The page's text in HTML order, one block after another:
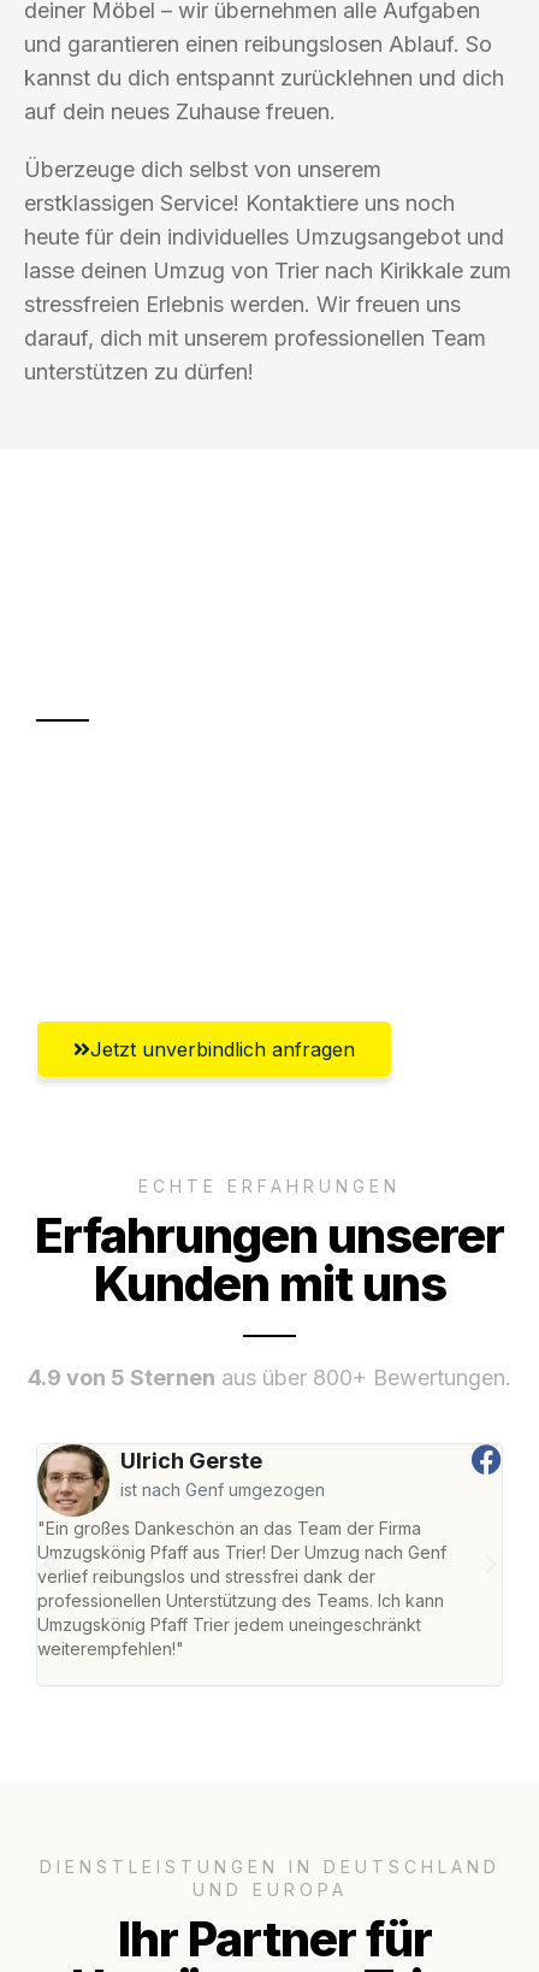
deiner Möbel – wir übernehmen alle Aufgaben
und garantieren einen reibungslosen Ablauf. So
kannst du dich entspannt zurücklehnen und dich
auf dein neues Zuhause freuen.
Überzeuge dich selbst von unserem
erstklassigen Service! Kontaktiere uns noch
heute für dein individuelles Umzugsangebot und
lasse deinen Umzug von Trier nach Kirikkale zum
stressfreien Erlebnis werden. Wir freuen uns
darauf, dich mit unserem professionellen Team
unterstützen zu dürfen!
Jetzt unverbindlich anfragen
ECHTE ERFAHRUNGEN
Erfahrungen unserer
Kunden mit uns
4.9 von 5 Sternen aus über 800+ Bewertungen.
Ulrich Gerste
ist nach Genf umgezogen
"Ein großes Dankeschön an das Team der Firma
Umzugskönig Pfaff aus Trier! Der Umzug nach Genf
verlief reibungslos und stressfrei dank der
professionellen Unterstützung des Teams. Ich kann
Umzugskönig Pfaff Trier jedem uneingeschränkt
weiterempfehlen!"
DIENSTLEISTUNGEN IN DEUTSCHLAND
UND EUROPA
Ihr Partner für